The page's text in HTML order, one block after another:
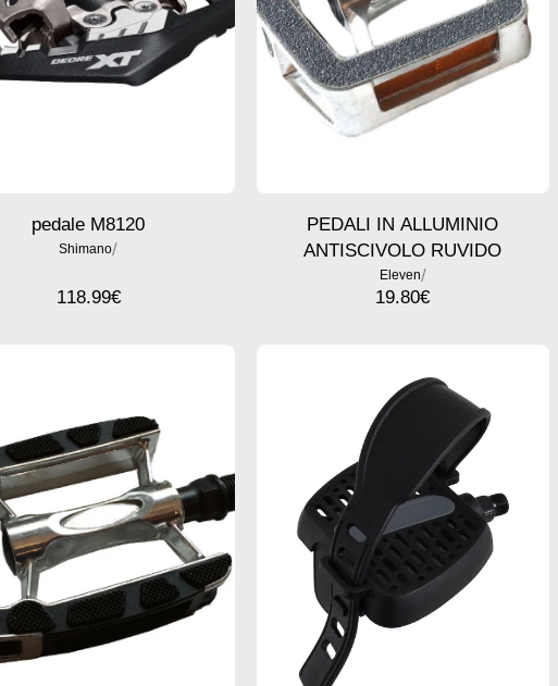
pedale M8120
Shimano/
118.99€
PEDALI IN ALLUMINIO
ANTISCIVOLO RUVIDO
Eleven/
19.80€